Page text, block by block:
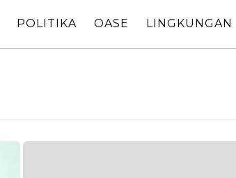
POLITIKA OASE LINGKUNGAN